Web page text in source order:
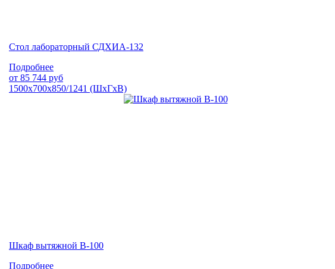
Стол лабораторный СДХИА-132
Подробнее
от 85 744 руб
1500х700х850/1241 (ШхГхВ)
Шкаф вытяжной В-100
Подробнее